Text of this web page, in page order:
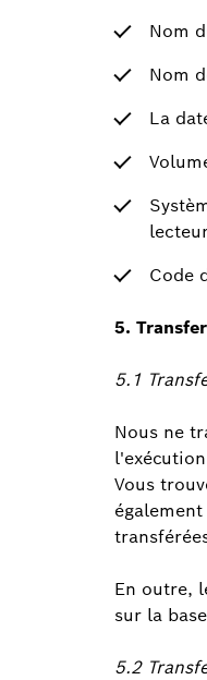
Nom
Nom
La
Code
5.
5.1
Nous ne
Vous
En outre,
sur la
5.2